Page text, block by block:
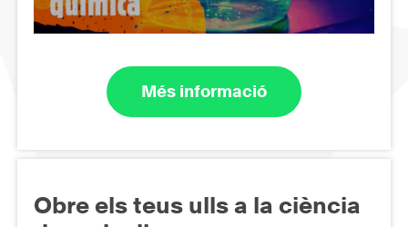
Més informació
Obre els teus ulls a la ciència